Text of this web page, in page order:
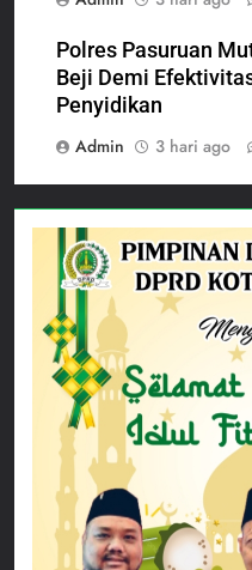
Polres Pasuruan
Beji Demi
Penyidikan
Admin
3 hari ago